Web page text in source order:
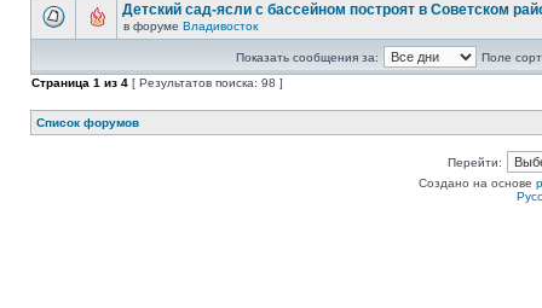
Детский сад-ясли с бассейном построят в Советском
в форуме Владивосток
Показать сообщения за:
Поле
Страница 1 из 4 [ Результатов поиска: 98 ]
Список форумов
Перейти:
Создано на основе